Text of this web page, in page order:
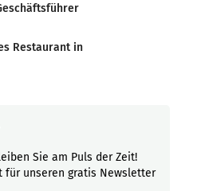
Restaurant in
Sie am Puls der Zeit!
für unseren gratis Newsletter